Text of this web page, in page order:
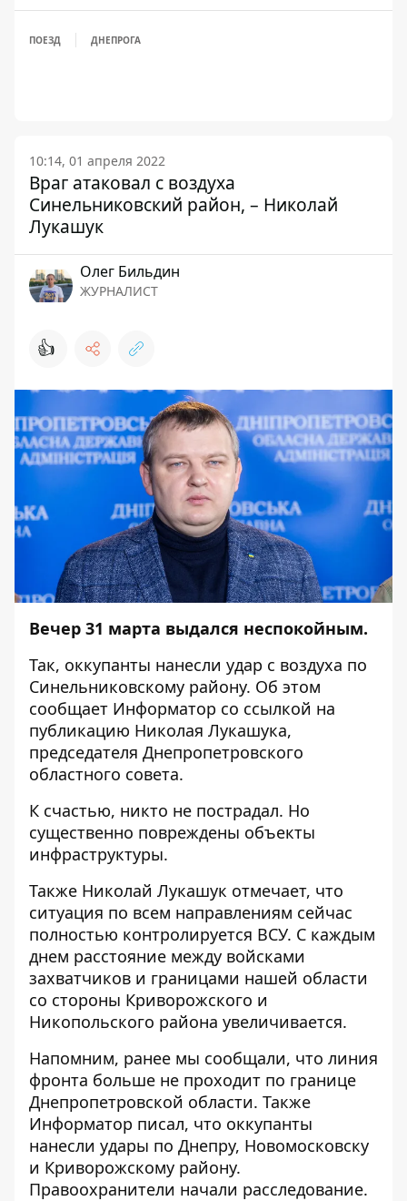
ПОЕЗД ДНЕПРОГА
10:14, 01 апреля 2022
Враг атаковал с воздуха
Синельниковский район, – Николай
Лукашук
Олег Бильдин
ЖУРНАЛИСТ
👍
Вечер 31 марта выдался неспокойным.
Так, оккупанты нанесли удар с воздуха по
Синельниковскому району. Об этом
сообщает Информатор со ссылкой на
публикацию Николая Лукашука,
председателя Днепропетровского
областного совета.
К счастью, никто не пострадал. Но
существенно повреждены объекты
инфраструктуры.
Также Николай Лукашук отмечает, что
ситуация по всем направлениям сейчас
полностью контролируется ВСУ. С каждым
днем расстояние между войсками
захватчиков и границами нашей области
со стороны Криворожского и
Никопольского района увеличивается.
Напомним, ранее мы сообщали, что линия
фронта больше не проходит по границе
Днепропетровской области. Также
Информатор писал, что оккупанты
нанесли удары по Днепру, Новомосковску
и Криворожскому району.
Правоохранители начали расследование.